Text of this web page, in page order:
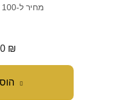
מחיר ל-100 מ״ל:
₪